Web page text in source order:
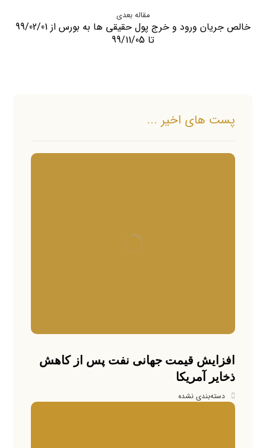
مقاله بعدی
خالص جریان ورود و خرج پول حقیقی ها به بورس از 99/02/01
تا 99/11/05
پست های اخیر ...
افزایش قیمت جهانی نفت پس از کاهش
ذخایر آمریکا
دسته‌بندی نشده